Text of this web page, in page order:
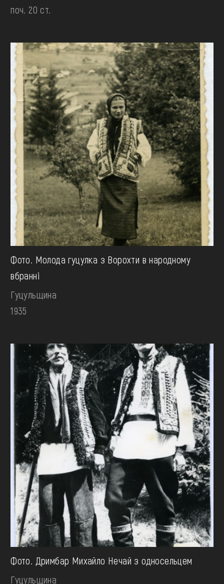
поч. 20 ст.
Фото. Молода гуцулка з Ворохти в народному
вбранні
Гуцульщина
1935
Фото. Дримбар Михайло Нечай з односельцем
Гуцульщина